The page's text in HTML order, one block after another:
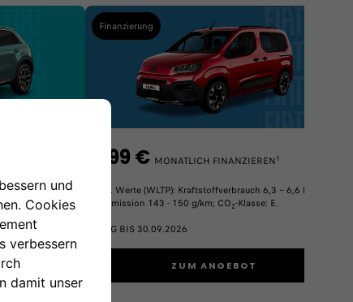
Finanzierung
199 € MONATLICH FINANZIEREN1
Komb. Werte (WLTP): Kraftstoffverbrauch 6,3 – 6,6 l/100 km;
-Emission 143 - 150 g/km; CO2-Klasse: E.
GÜLTIG BIS 30.09.2026
ZUM ANGEBOT